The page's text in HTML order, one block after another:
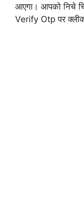
आएगा। आपको निचे
Verify Otp पर